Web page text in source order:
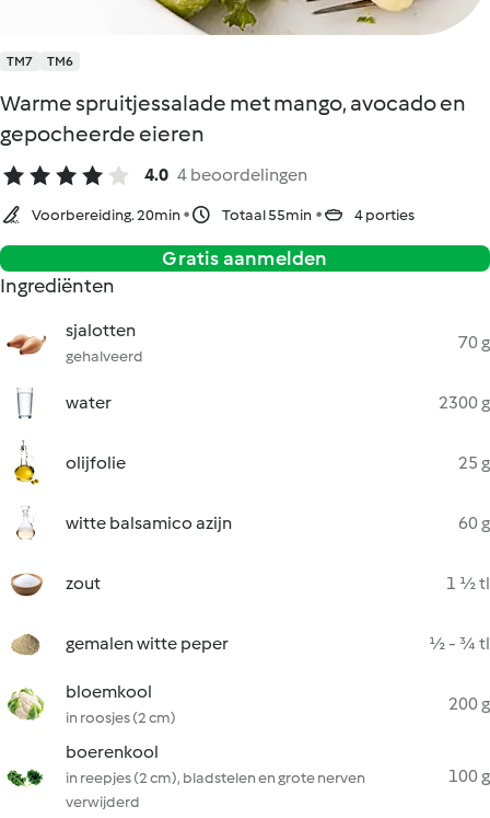
TM7 TM6
Warme spruitjessalade met mango, avocado en
gepocheerde eieren
4.0 4 beoordelingen
Voorbereiding. 20min Totaal 55min 4 porties
Gratis aanmelden
Ingrediënten
sjalotten
gehalveerd
70 g
water 2300 g
olijfolie 25 g
witte balsamico azijn 60 g
zout 1 ½ tl
gemalen witte peper ½ - ¾ tl
bloemkool
in roosjes (2 cm)
200 g
boerenkool
in reepjes (2 cm), bladstelen en grote nerven
verwijderd
100 g